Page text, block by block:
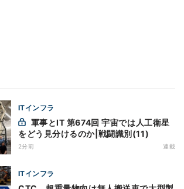
ITインフラ
をどう見分けるのか|戦闘識別(11)
2分前 連載
ITインフラ